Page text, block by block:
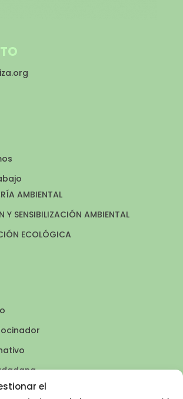
el
AMBIENTAL
Y SENSIBILIZACIÓN AMBIENTAL
ECOLÓGICA
agua